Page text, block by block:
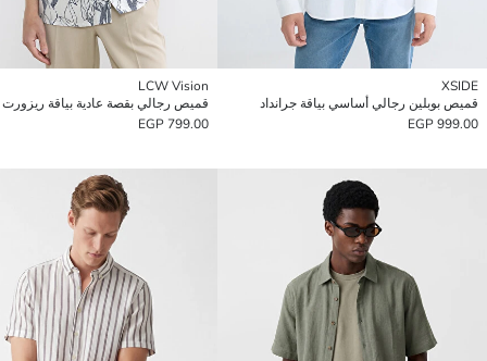
XSIDE
قميص بوبلين رجالي أساسي بياقة جرانداد
999.00 EGP
LCW Vision
قميص رجالي بقصة عادية بياقة
799.00 EGP